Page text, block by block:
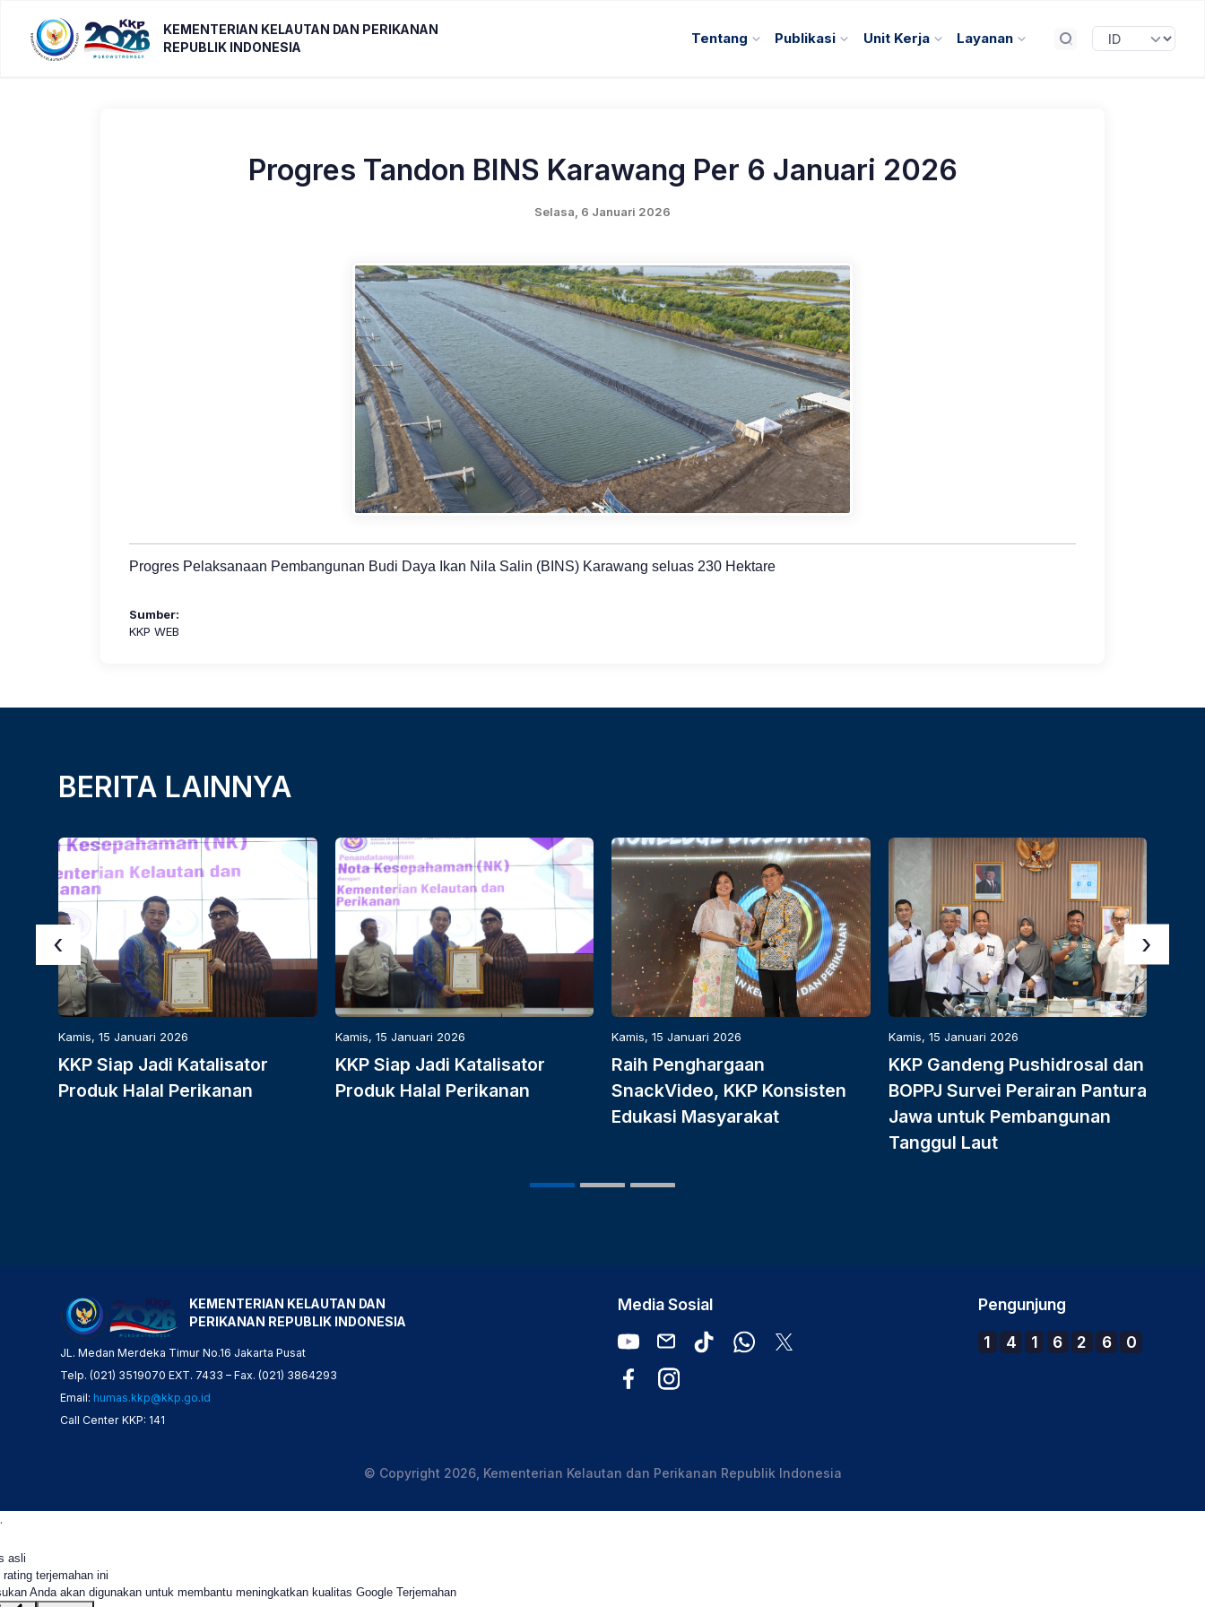
KEMENTERIAN KELAUTAN DAN PERIKANAN
REPUBLIK INDONESIA
Tentang Publikasi Unit Kerja Layanan
Progres Tandon BINS Karawang Per 6 Januari 2026
Selasa, 6 Januari 2026
Progres Pelaksanaan Pembangunan Budi Daya Ikan Nila Salin (BINS) Karawang seluas 230 Hektare
Sumber:
KKP WEB
BERITA LAINNYA
Kamis, 15 Januari 2026
KKP Siap Jadi Katalisator
Produk Halal Perikanan
Kamis, 15 Januari 2026
KKP Siap Jadi Katalisator
Produk Halal Perikanan
Kamis, 15 Januari 2026
Raih Penghargaan
SnackVideo, KKP Konsisten
Edukasi Masyarakat
Kamis, 15 Januari 2026
KKP Gandeng Pushidrosal dan
BOPPJ Survei Perairan Pantura
Jawa untuk Pembangunan
Tanggul Laut
‹ ›
KEMENTERIAN KELAUTAN DAN
PERIKANAN REPUBLIK INDONESIA
JL. Medan Merdeka Timur No.16 Jakarta Pusat
Telp. (021) 3519070 EXT. 7433 – Fax. (021) 3864293
Email: humas.kkp@kkp.go.id
Call Center KKP: 141
Media Sosial Pengunjung
1 4 1 6 2 6 0
© Copyright 2026, Kementerian Kelautan dan Perikanan Republik Indonesia
.
asli
rating terjemahan ini
Anda akan digunakan untuk membantu meningkatkan kualitas Google Terjemahan